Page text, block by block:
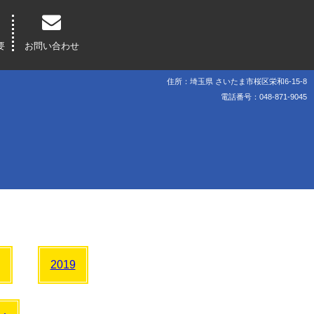
住所：埼玉県 さいたま市桜区栄和6-15-8
電話番号：048-871-9045
お問い合わせ
2019